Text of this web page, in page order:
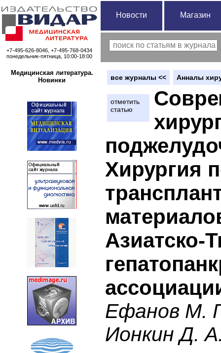
+7-495-626-8046, +7-495-768-0434
понедельник-пятница, 10:00-18:00
Новости Магазин
Медицинская литература.
Новинки
вce журналы << Анналы
отметить
статью
Хирургия
Азиатско-
Ефанов М.
Ионкин Д.